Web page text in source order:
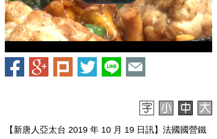
【新唐人亞太台 2019 年 10 月 19 日訊】法國國營鐵